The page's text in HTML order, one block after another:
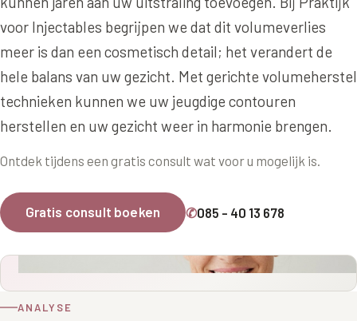
Donkere kringen onder de ogen
Traangoot en wallen
MIDDEN & MOND
Lippen
Marionetlijnen
Mondhoeken
Verticale liplijntjes
Ellansé
Juvéderm Voluma
Juvéderm Volux
Juvéderm Volift
Juvéderm Volbella
Profhilo
Prostrolane
Erfelijke Jowl Profiel
HORMONAAL / METABOOL
Insuline Zwelling Profiel
Menopauze Veroudering profiel
Stress Cortisol profiel
HUIDPROBLEMEN
Online boeken
◍Nijmegen ◍Sittard◍ Enschede
voor Injectables begrijpen we dat dit volumeverlies
meer is dan een cosmetisch detail; het verandert de
hele balans van uw gezicht. Met gerichte volumeherstel
technieken kunnen we uw jeugdige contouren
herstellen en uw gezicht weer in harmonie brengen.
Ontdek tijdens een gratis consult wat voor u mogelijk is.
Gratis consult boeken ✆085 - 40 13 678
ANALYSE